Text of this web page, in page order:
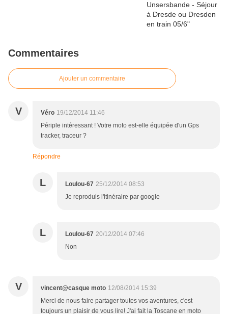
Commentaires
Ajouter un commentaire
V Véro 19/12/2014 11:46
Périple intéressant ! Votre moto est-elle équipée d'un Gps
tracker, traceur ?
Répondre
L Loulou-67 25/12/2014 08:53
Je reproduis l'itinéraire par google
L Loulou-67 20/12/2014 07:46
Non
V vincent@casque moto 12/08/2014 15:39
Merci de nous faire partager toutes vos aventures, c'est
toujours un plaisir de vous lire! J'ai fait la Toscane en moto